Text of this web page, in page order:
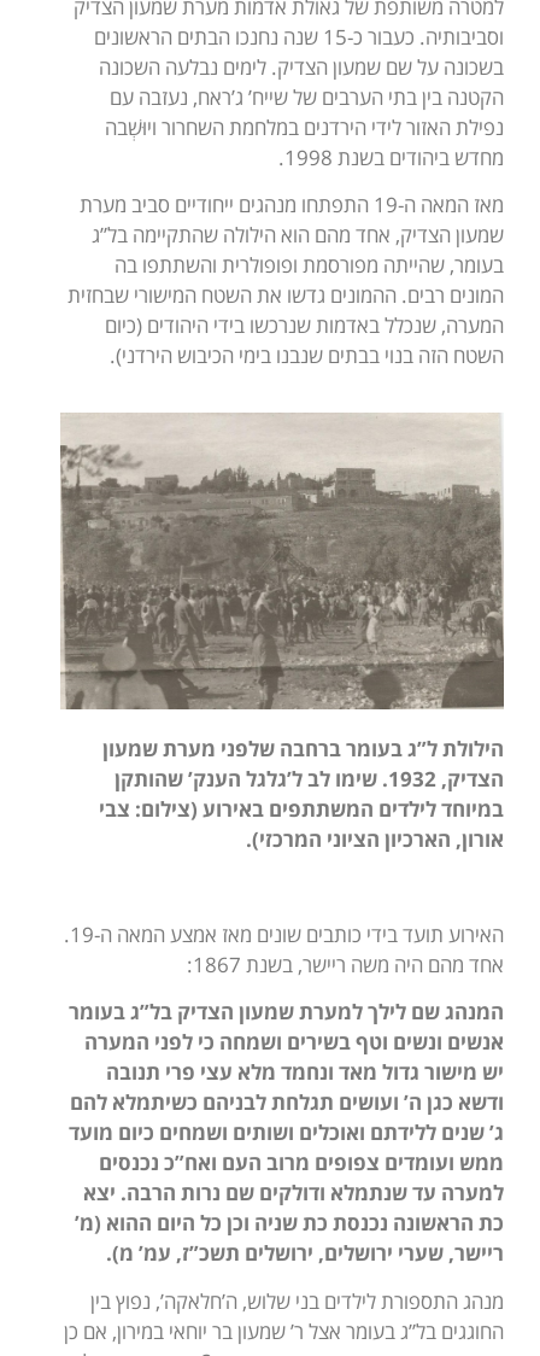
למטרה משותפת של גאולת אדמות מערת שמעון הצדיק
וסביבותיה. כעבור כ-15 שנה נחנכו הבתים הראשונים
בשכונה על שם שמעון הצדיק. לימים נבלעה השכונה
הקטנה בין בתי הערבים של שייח’ ג’ראח, נעזבה עם
נפילת האזור לידי הירדנים במלחמת השחרור ויוּשְׁבה
מחדש ביהודים בשנת 1998.
מאז המאה ה-19 התפתחו מנהגים ייחודיים סביב מערת
שמעון הצדיק, אחד מהם הוא הילולה שהתקיימה בל”ג
בעומר, שהייתה מפורסמת ופופולרית והשתתפו בה
המונים רבים. ההמונים גדשו את השטח המישורי שבחזית
המערה, שנכלל באדמות שנרכשו בידי היהודים (כיום
השטח הזה בנוי בבתים שנבנו בימי הכיבוש הירדני).
הילולת ל”ג בעומר ברחבה שלפני מערת שמעון
הצדיק, 1932. שימו לב ל’גלגל הענק’ שהותקן
במיוחד לילדים המשתתפים באירוע (צילום: צבי
אורון, הארכיון הציוני המרכזי).
האירוע תועד בידי כותבים שונים מאז אמצע המאה ה-19.
אחד מהם היה משה ריישר, בשנת 1867:
המנהג שם לילך למערת שמעון הצדיק בל”ג בעומר
אנשים ונשים וטף בשירים ושמחה כי לפני המערה
יש מישור גדול מאד ונחמד מלא עצי פרי תנובה
ודשא כגן ה’ ועושים תגלחת לבניהם כשיתמלא להם
ג’ שנים ללידתם ואוכלים ושותים ושמחים כיום מועד
ממש ועומדים צפופים מרוב העם ואח”כ נכנסים
למערה עד שנתמלא ודולקים שם נרות הרבה. יצא
כת הראשונה נכנסת כת שניה וכן כל היום ההוא (מ’
ריישר, שערי ירושלים, ירושלים תשכ”ז, עמ’ מ).
מנהג התספורת לילדים בני שלוש, ה’חלאקה’, נפוץ בין
החוגגים בל”ג בעומר אצל ר’ שמעון בר יוחאי במירון, אם כן